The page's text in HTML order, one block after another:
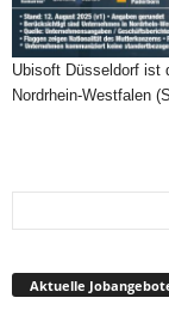
Ubisoft Düsseldorf ist
Nordrhein-Westfalen
Aktuelle